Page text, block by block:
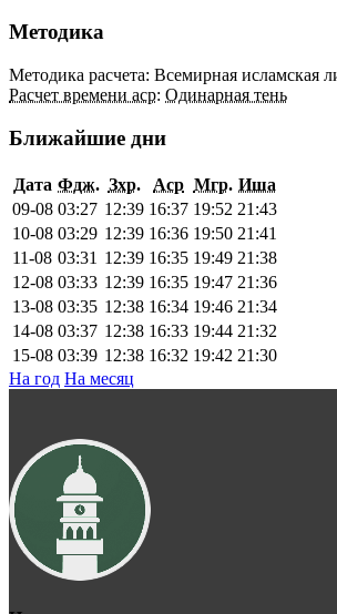
Методика
Методика расчета: Всемирная исламская
Расчет времени аср: Одинарная тень
Ближайшие дни
Дата Фдж. Зхр. Аср Мгр. Иша
09-08 03:27 12:39 16:37 19:52 21:43
10-08 03:29 12:39 16:36 19:50 21:41
11-08 03:31 12:39 16:35 19:49 21:38
12-08 03:33 12:39 16:35 19:47 21:36
13-08 03:35 12:38 16:34 19:46 21:34
14-08 03:37 12:38 16:33 19:44 21:32
15-08 03:39 12:38 16:32 19:42 21:30
На год На месяц